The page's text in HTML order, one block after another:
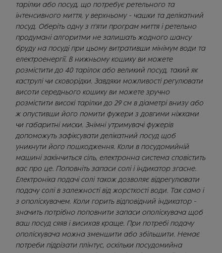
тарілки або посуд, що потребує ретельного та
інтенсивного миття, у верхньому - чашки та делікатний
посуд. Оберіть одну з п'яти програм миття і ретельно
продумані алгоритми не залишать жодного шансу
бруду на посуді при цьому витративши мінімум води та
електроенергії. В нижньому кошику ви можете
розмістити до 40 тарілок або великий посуд, такий як
каструлі чи сковорідки. Завдяки можливості регулювати
висоти середнього кошику ви можете зручно
розмістити високі тарілки до 29 см в діаметрі внизу або
ж опустивши його помити фужери з довгими ніжками
чи габаритні миски. Знімні утримувачі фужерів
допоможуть зафіксувати делікатний посуд щоб
уникнути його пошкодження. Коли в посудомийній
машині закінчиться сіль, електронна система сповістить
вас про це. Поповніть запаси солі і індикатор згасне.
Електроніка подачі солі також дозволяє відрегулювати
подачу солі в залежності від жорсткості води. Так само і
з ополіскувачем. Коли горить відповідний індикатор -
значить потрібно поповнити запаси ополіскувача щоб
ваш посуд сяяв і висихав краще. При потребі подачу
ополіскувача можна зменшити або збільшити. Немає
потреби підрізати плінтус, оскільки посудомийна